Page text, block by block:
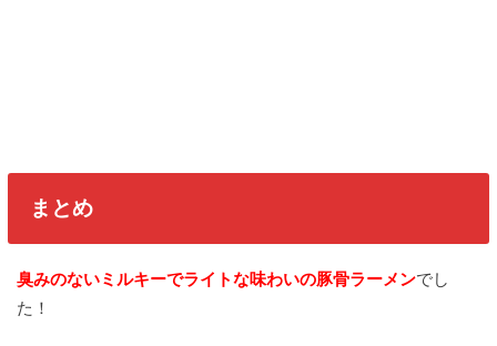
まとめ
臭みのないミルキーでライトな味わいの豚骨ラーメンでし
た！